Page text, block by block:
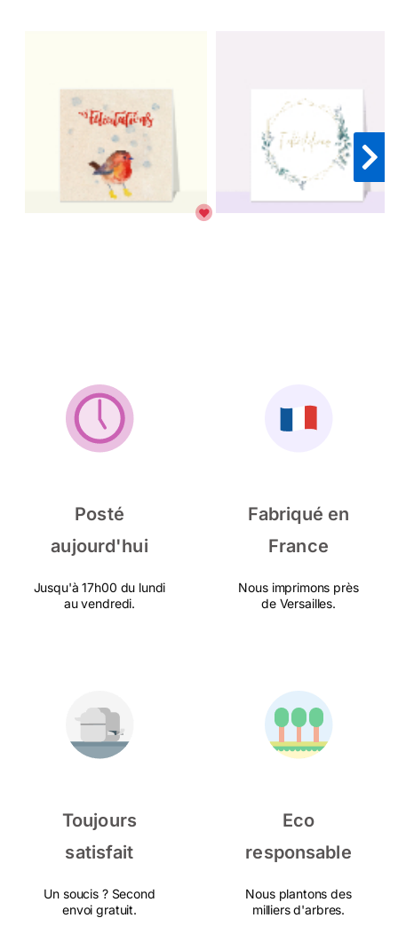
Posté
aujourd'hui
Jusqu'à 17h00 du lundi
au vendredi.
Fabriqué en
France
Nous imprimons près
de Versailles.
Toujours
satisfait
Un soucis ? Second
envoi gratuit.
Eco
responsable
Nous plantons des
milliers d'arbres.